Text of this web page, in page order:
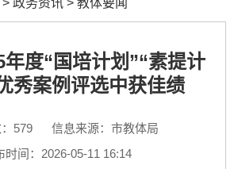
度“国培计划”“素提计
秀案例评选中获佳绩
579
信息来源：市教体局
时间：2026-05-11 16:14